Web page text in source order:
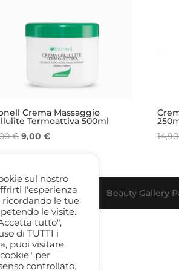
Crema Massaggio
Termoattiva 500ml
€Il
era:
15,00 €.
9,00€Il
è:
9,00 €.
Beauty Gallery
sul nostro
l'esperienza
le tue
le visite.
tutto",
di TUTTI i
puoi visitare
per
controllato.